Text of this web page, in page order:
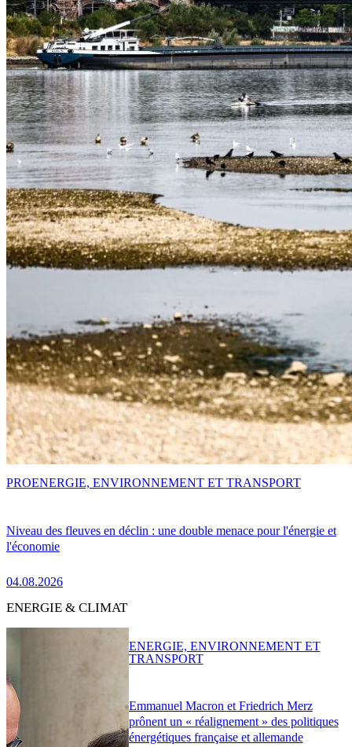
Niveau des fleuves en déclin : une double menace pour l'énergie et
l'économie
04.08.2026
PROENERGIE, ENVIRONNEMENT ET TRANSPORT
ENERGIE & CLIMAT
Emmanuel Macron et Friedrich Merz
prônent un « réalignement » des politiques
énergétiques française et allemande
ENERGIE, ENVIRONNEMENT ET
TRANSPORT